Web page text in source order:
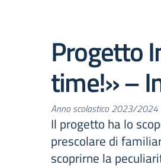
Progetto
time!» –
Anno scolastico 2023/2024
Il progetto ha lo
prescolare di
scoprirne la